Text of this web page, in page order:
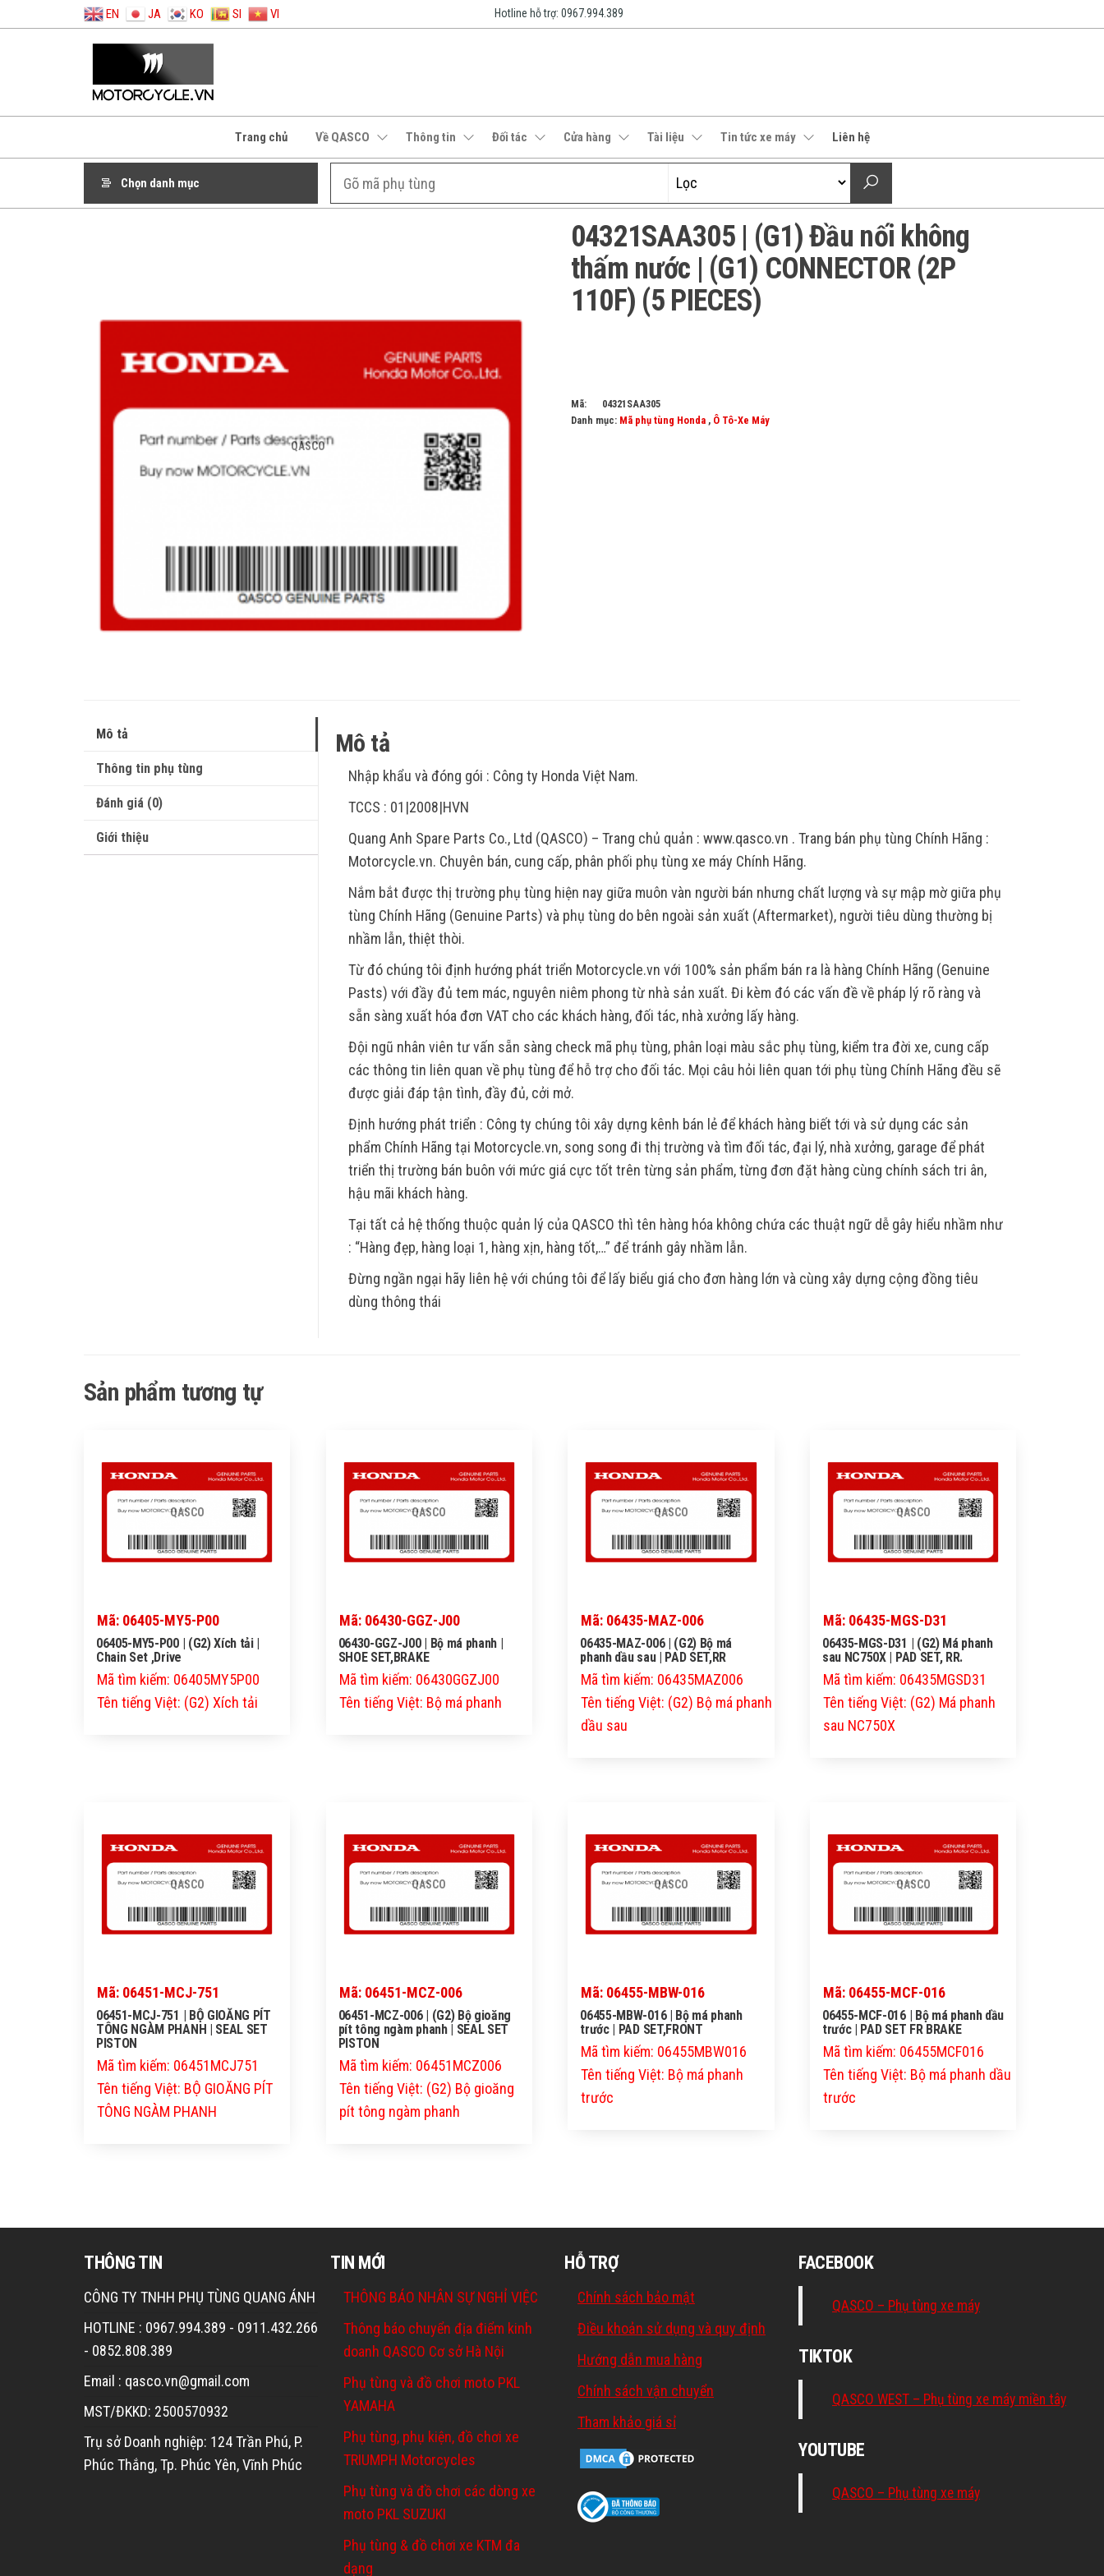
EN JA KO SI VI Hotline hỗ trợ: 0967.994.389
Trang chủ Về QASCO Thông tin Đối tác Cửa hàng Tài liệu Tin tức xe máy Liên hệ
Chọn danh mục
QASCO
04321SAA305 | (G1) Đầu nối không
thấm nước | (G1) CONNECTOR (2P
110F) (5 PIECES)
Mã:
04321SAA305
Danh mục: Mã phụ tùng Honda, Ô Tô-Xe Máy
Mô tả
Thông tin phụ tùng
Đánh giá (0)
Giới thiệu
Mô tả
Nhập khẩu và đóng gói : Công ty Honda Việt Nam.
TCCS : 01|2008|HVN
Quang Anh Spare Parts Co., Ltd (QASCO) – Trang chủ quản : www.qasco.vn . Trang bán phụ tùng Chính Hãng :
Motorcycle.vn. Chuyên bán, cung cấp, phân phối phụ tùng xe máy Chính Hãng.
Nắm bắt được thị trường phụ tùng hiện nay giữa muôn vàn người bán nhưng chất lượng và sự mập mờ giữa phụ
tùng Chính Hãng (Genuine Parts) và phụ tùng do bên ngoài sản xuất (Aftermarket), người tiêu dùng thường bị
nhầm lẫn, thiệt thòi.
Từ đó chúng tôi định hướng phát triển Motorcycle.vn với 100% sản phẩm bán ra là hàng Chính Hãng (Genuine
Pasts) với đầy đủ tem mác, nguyên niêm phong từ nhà sản xuất. Đi kèm đó các vấn đề về pháp lý rõ ràng và
sẵn sàng xuất hóa đơn VAT cho các khách hàng, đối tác, nhà xưởng lấy hàng.
Đội ngũ nhân viên tư vấn sẵn sàng check mã phụ tùng, phân loại màu sắc phụ tùng, kiểm tra đời xe, cung cấp
các thông tin liên quan về phụ tùng để hỗ trợ cho đối tác. Mọi câu hỏi liên quan tới phụ tùng Chính Hãng đều sẽ
được giải đáp tận tình, đầy đủ, cởi mở.
Định hướng phát triển : Công ty chúng tôi xây dựng kênh bán lẻ để khách hàng biết tới và sử dụng các sản
phẩm Chính Hãng tại Motorcycle.vn, song song đi thị trường và tìm đối tác, đại lý, nhà xưởng, garage để phát
triển thị trường bán buôn với mức giá cực tốt trên từng sản phẩm, từng đơn đặt hàng cùng chính sách tri ân,
hậu mãi khách hàng.
Tại tất cả hệ thống thuộc quản lý của QASCO thì tên hàng hóa không chứa các thuật ngữ dễ gây hiểu nhầm như
: “Hàng đẹp, hàng loại 1, hàng xịn, hàng tốt,…” để tránh gây nhầm lẫn.
Đừng ngần ngại hãy liên hệ với chúng tôi để lấy biểu giá cho đơn hàng lớn và cùng xây dựng cộng đồng tiêu
dùng thông thái
Sản phẩm tương tự
QASCO
Mã: 06405-MY5-P00
06405-MY5-P00 | (G2) Xích tải |
Chain Set ,Drive
Mã tìm kiếm: 06405MY5P00
Tên tiếng Việt: (G2) Xích tải
QASCO
Mã: 06430-GGZ-J00
06430-GGZ-J00 | Bộ má phanh |
SHOE SET,BRAKE
Mã tìm kiếm: 06430GGZJ00
Tên tiếng Việt: Bộ má phanh
QASCO
Mã: 06435-MAZ-006
06435-MAZ-006 | (G2) Bộ má
phanh dầu sau | PAD SET,RR
Mã tìm kiếm: 06435MAZ006
Tên tiếng Việt: (G2) Bộ má phanh
dầu sau
QASCO
Mã: 06435-MGS-D31
06435-MGS-D31 | (G2) Má phanh
sau NC750X | PAD SET, RR.
Mã tìm kiếm: 06435MGSD31
Tên tiếng Việt: (G2) Má phanh
sau NC750X
QASCO
Mã: 06451-MCJ-751
06451-MCJ-751 | BỘ GIOĂNG PÍT
TÔNG NGÀM PHANH | SEAL SET
PISTON
Mã tìm kiếm: 06451MCJ751
Tên tiếng Việt: BỘ GIOĂNG PÍT
TÔNG NGÀM PHANH
QASCO
Mã: 06451-MCZ-006
06451-MCZ-006 | (G2) Bộ gioăng
pít tông ngàm phanh | SEAL SET
PISTON
Mã tìm kiếm: 06451MCZ006
Tên tiếng Việt: (G2) Bộ gioăng
pít tông ngàm phanh
QASCO
Mã: 06455-MBW-016
06455-MBW-016 | Bộ má phanh
trước | PAD SET,FRONT
Mã tìm kiếm: 06455MBW016
Tên tiếng Việt: Bộ má phanh
trước
QASCO
Mã: 06455-MCF-016
06455-MCF-016 | Bộ má phanh dầu
trước | PAD SET FR BRAKE
Mã tìm kiếm: 06455MCF016
Tên tiếng Việt: Bộ má phanh dầu
trước
THÔNG TIN
CÔNG TY TNHH PHỤ TÙNG QUANG ÁNH
HOTLINE : 0967.994.389 - 0911.432.266
- 0852.808.389
Email : qasco.vn@gmail.com
MST/ĐKKD: 2500570932
Trụ sở Doanh nghiệp: 124 Trần Phú, P.
Phúc Thắng, Tp. Phúc Yên, Vĩnh Phúc
TIN MỚI
THÔNG BÁO NHÂN SỰ NGHỈ VIỆC
Thông báo chuyển địa điểm kinh
doanh QASCO Cơ sở Hà Nội
Phụ tùng và đồ chơi moto PKL
YAMAHA
Phụ tùng, phụ kiện, đồ chơi xe
TRIUMPH Motorcycles
Phụ tùng và đồ chơi các dòng xe
moto PKL SUZUKI
Phụ tùng & đồ chơi xe KTM đa
dạng
HỖ TRỢ
Chính sách bảo mật
Điều khoản sử dụng và quy định
Hướng dẫn mua hàng
Chính sách vận chuyển
Tham khảo giá sỉ
FACEBOOK
QASCO – Phụ tùng xe máy
TIKTOK
QASCO WEST – Phụ tùng xe máy miền tây
YOUTUBE
QASCO – Phụ tùng xe máy